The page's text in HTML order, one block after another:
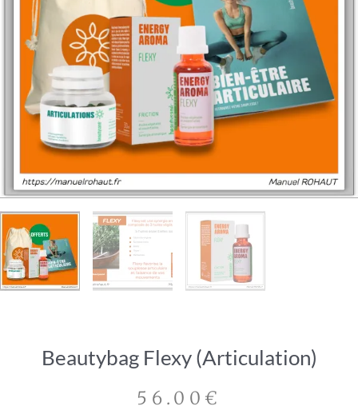
Beautybag Flexy (articulation)
56.00 €